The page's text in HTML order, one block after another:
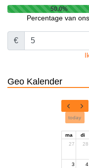
50.0%
Percentage van
€
Geo Kalender
today
ma di
27
28
3 4